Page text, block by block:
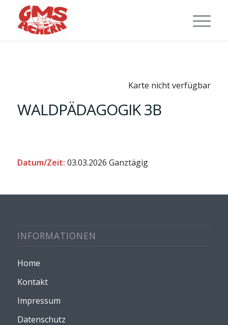
Karte nicht verfügbar
WALDPÄDAGOGIK 3B
Datum/Zeit: 03.03.2026 Ganztägig
INFORMATIONEN
Home
Kontakt
Impressum
Datenschutz